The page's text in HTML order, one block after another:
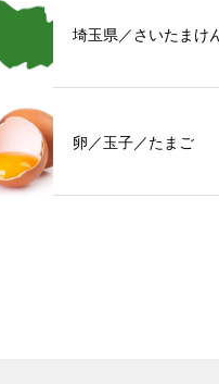
埼玉県／さいたまけん
卵／玉子／たまご